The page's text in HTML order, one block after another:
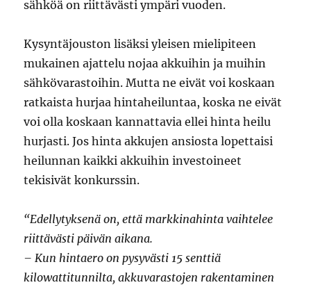
sähköä on riittävästi ympäri vuoden.
Kysyntäjouston lisäksi yleisen mielipiteen
mukainen ajattelu nojaa akkuihin ja muihin
sähkövarastoihin. Mutta ne eivät voi koskaan
ratkaista hurjaa hintaheiluntaa, koska ne eivät
voi olla koskaan kannattavia ellei hinta heilu
hurjasti. Jos hinta akkujen ansiosta lopettaisi
heilunnan kaikki akkuihin investoineet
tekisivät konkurssin.
“Edellytyksenä on, että markkinahinta vaihtelee
riittävästi päivän aikana.
– Kun hintaero on pysyvästi 15 senttiä
kilowattitunnilta, akkuvarastojen rakentaminen